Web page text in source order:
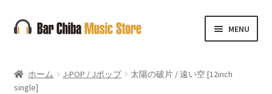
ナ
ビ
ー
シ
コ
ン
ン
ツ
MENU
ホーム J-POP / Jポップ
太陽の破片 / 遠い空 [12inch
single]